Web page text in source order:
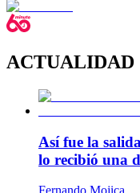
ACTUALIDAD
Así fue la
lo recibió una